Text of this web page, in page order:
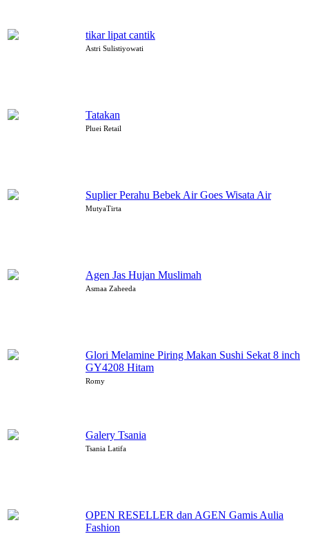
tikar lipat cantik
Astri Sulistiyowati
Tatakan
Pluei Retail
Suplier Perahu Bebek Air Goes Wisata Air
MutyaTirta
Agen Jas Hujan Muslimah
Asmaa Zaheeda
Glori Melamine Piring Makan Sushi Sekat 8 inch
GY4208 Hitam
Romy
Galery Tsania
Tsania Latifa
OPEN RESELLER dan AGEN Gamis Aulia
Fashion